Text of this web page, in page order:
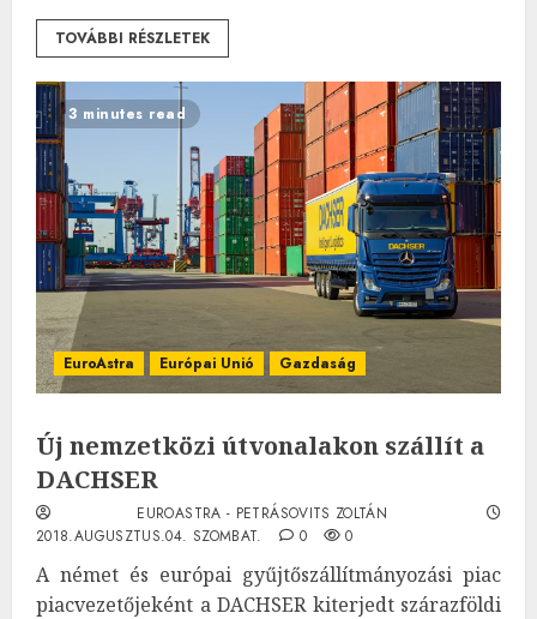
TOVÁBBI RÉSZLETEK
3 minutes read
EuroAstra Európai Unió Gazdaság
Új nemzetközi útvonalakon szállít a
DACHSER
EUROASTRA - PETRÁSOVITS ZOLTÁN
2018.AUGUSZTUS.04. SZOMBAT.
0 0
A német és európai gyűjtőszállítmányozási piac
piacvezetőjeként a DACHSER kiterjedt szárazföldi